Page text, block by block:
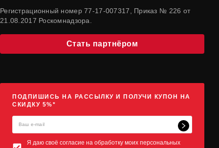
Регистрационный номер 77-17-007317, Приказ № 226 от
21.08.2017 Роскомнадзора.
Стать партнёром
ПОДПИШИСЬ НА РАССЫЛКУ И ПОЛУЧИ КУПОН НА
СКИДКУ 5%*
Я даю своё согласие на обработку моих персональных